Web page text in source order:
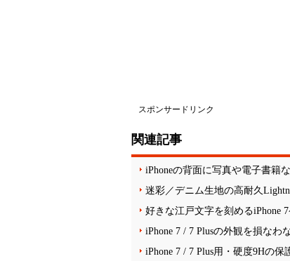
スポンサードリンク
関連記事
iPhoneの背面に写真や電子書籍
迷彩／デニム生地の高耐久
好きな江戸文字を刻めるiPhone
iPhone 7 / 7 Plusの外観を損な
iPhone 7 / 7 Plus用・硬度9Hの